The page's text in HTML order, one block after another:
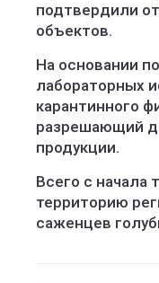
подтвердили
объектов.
На основании
лабораторных
карантинного
разрешающий
продукции.
Всего с начала
территорию
саженцев